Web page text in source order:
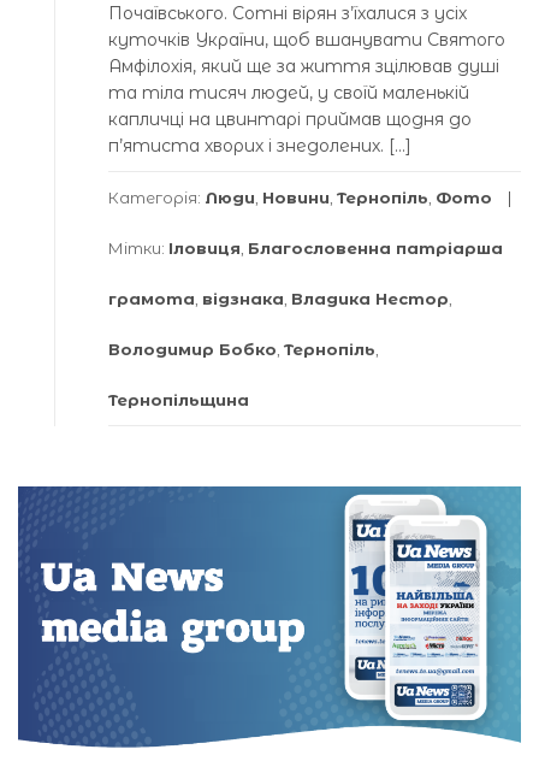
Почаївського. Сотні вірян з’їхалися з усіх
куточків України, щоб вшанувати Святого
Амфілохія, який ще за життя зцілював душі
та тіла тисяч людей, у своїй маленькій
капличці на цвинтарі приймав щодня до
п’ятиста хворих і знедолених. […]
Категорія: Люди Новини Тернопіль Фото
Мітки: Іловиця Благословенна патріарша
грамота відзнака Владика Нестор
Володимир Бобко Тернопіль
Тернопільщина